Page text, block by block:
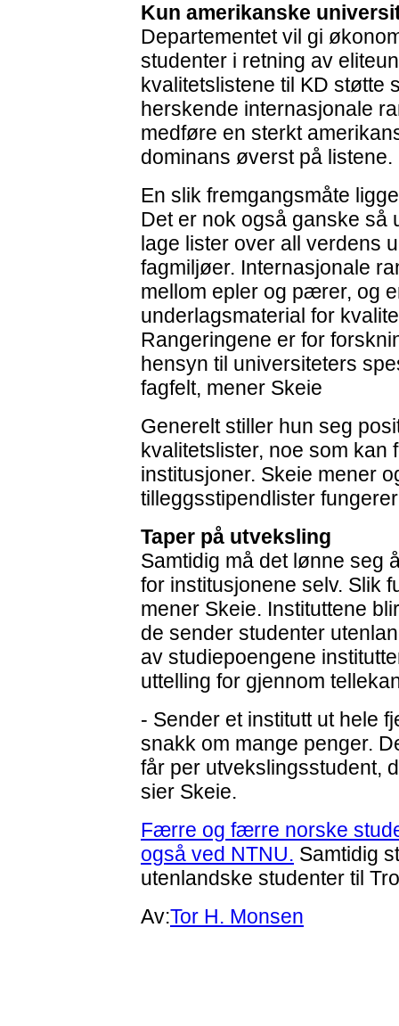
Kun amerikanske
Departementet vil gi
studenter i retning av
kvalitetslistene til KD støtte
herskende internasjonale
medføre en sterkt
dominans øverst på listene.
En slik fremgangsmåte
Det er nok også ganske så
lage lister over all verdens
fagmiljøer. Internasjonale
mellom epler og pærer, og
underlagsmaterial for
Rangeringene er for
hensyn til universiteters
fagfelt, mener Skeie
Generelt stiller hun seg
kvalitetslister, noe som kan
institusjoner. Skeie mener
tilleggsstipendlister
Taper på utveksling
Samtidig må det lønne seg
for institusjonene selv. Slik
mener Skeie. Instituttene
de sender studenter
av studiepoengene
uttelling for gjennom
- Sender et institutt ut hele
snakk om mange penger.
får per utvekslingsstudent,
sier Skeie.
Færre og færre norske
også ved NTNU. Samtidig
utenlandske studenter til
Av:Tor H. Monsen